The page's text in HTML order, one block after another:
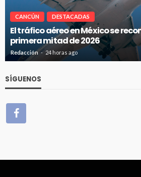
CANCÚN DESTACADAS
Cancún-Toronto lidera tráfico
del Caribe Mexicano
Redacción 24 horas ago
SÍGUENOS